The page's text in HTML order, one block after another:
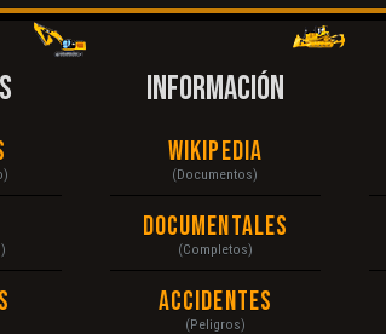
INFORMACIÓN
Wikipedia
(Documentos)
Documentales
(Completos)
Accidentes
(Peligros)